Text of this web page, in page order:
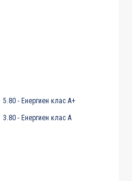
5.80 - Енергиен клас A+
3.80 - Енергиен клас A